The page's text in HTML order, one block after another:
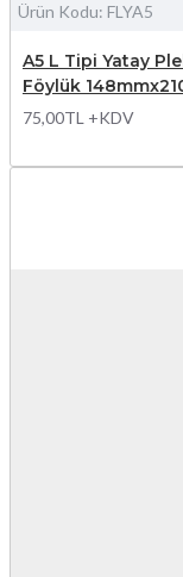
Ürün Kodu: FLYA5
A5 L Tipi Yatay
Föylük
75,00TL +KDV